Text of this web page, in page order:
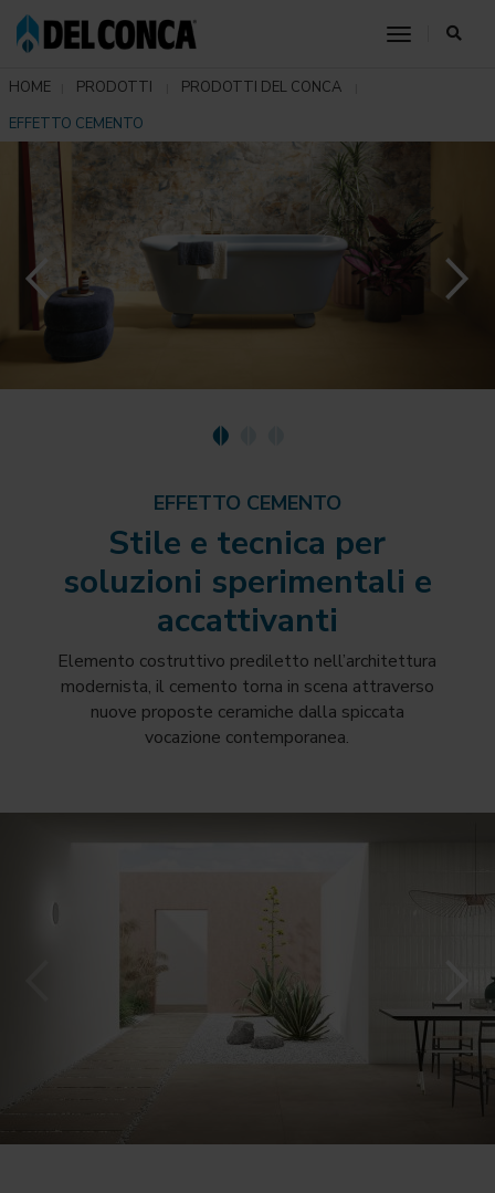
toggle
HOME PRODOTTI
PRODOTTI DEL CONCA
EFFETTO CEMENTO
EFFETTO CEMENTO
Stile e tecnica per
soluzioni sperimentali e
accattivanti
Elemento costruttivo prediletto nell’architettura
modernista, il cemento torna in scena attraverso
nuove proposte ceramiche dalla spiccata
vocazione contemporanea.